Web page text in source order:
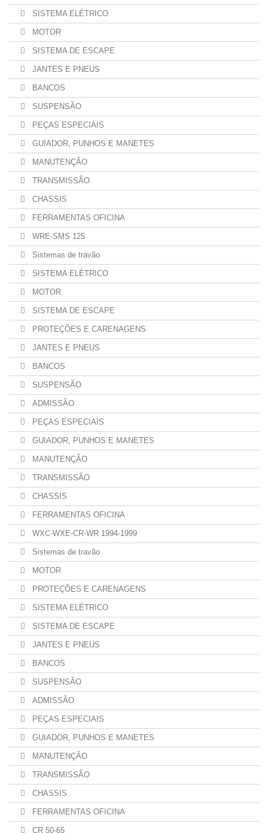
SISTEMA ELÉTRICO
MOTOR
SISTEMA DE ESCAPE
JANTES E PNEUS
BANCOS
SUSPENSÃO
PEÇAS ESPECIAIS
GUIADOR, PUNHOS E MANETES
MANUTENÇÃO
TRANSMISSÃO
CHASSIS
FERRAMENTAS OFICINA
WRE-SMS 125
Sistemas de travão
SISTEMA ELÉTRICO
MOTOR
SISTEMA DE ESCAPE
PROTEÇÕES E CARENAGENS
JANTES E PNEUS
BANCOS
SUSPENSÃO
ADMISSÃO
PEÇAS ESPECIAIS
GUIADOR, PUNHOS E MANETES
MANUTENÇÃO
TRANSMISSÃO
CHASSIS
FERRAMENTAS OFICINA
WXC-WXE-CR-WR 1994-1999
Sistemas de travão
MOTOR
PROTEÇÕES E CARENAGENS
SISTEMA ELÉTRICO
SISTEMA DE ESCAPE
JANTES E PNEUS
BANCOS
SUSPENSÃO
ADMISSÃO
PEÇAS ESPECIAIS
GUIADOR, PUNHOS E MANETES
MANUTENÇÃO
TRANSMISSÃO
CHASSIS
FERRAMENTAS OFICINA
CR 50-65